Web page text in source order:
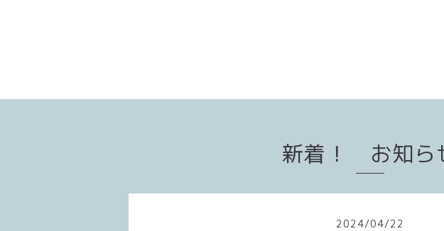
新着！ お知ら
2024/04/22